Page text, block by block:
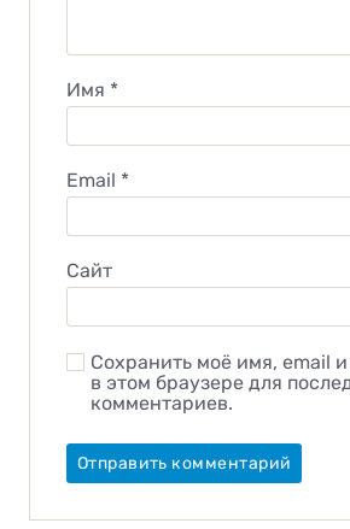
Имя *
Email *
Сайт
Сохранить моё имя, email
в этом браузере для
комментариев.